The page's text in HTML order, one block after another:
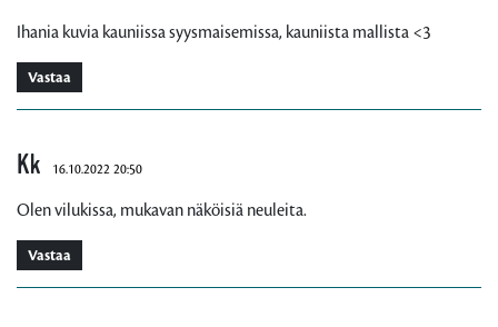
Ihania kuvia kauniissa syysmaisemissa, kauniista mallista <3
Vastaa
Kk 16.10.2022 20:50
Olen vilukissa, mukavan näköisiä neuleita.
Vastaa